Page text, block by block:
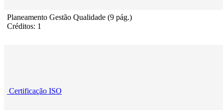
Planeamento Gestão Qualidade (9 pág.)
Créditos: 1
Certificação ISO